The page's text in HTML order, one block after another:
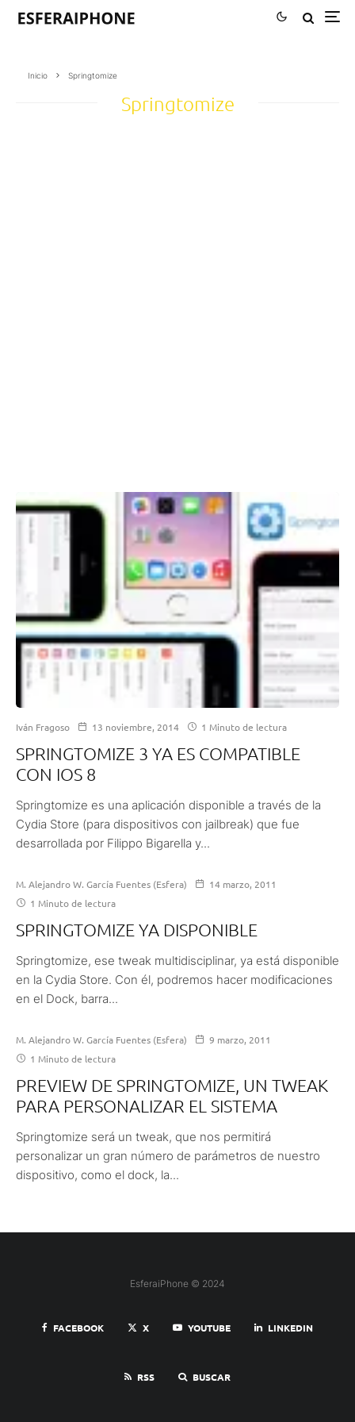
Inicio Springtomize
Springtomize
Iván Fragoso 13 noviembre, 2014 1 Minuto de lectura
SPRINGTOMIZE 3 YA ES COMPATIBLE
CON IOS 8
Springtomize es una aplicación disponible a través de la
Cydia Store (para dispositivos con jailbreak) que fue
desarrollada por Filippo Bigarella y...
M. Alejandro W. García Fuentes (Esfera)
14 marzo, 2011
1 Minuto de lectura
SPRINGTOMIZE YA DISPONIBLE
Springtomize, ese tweak multidisciplinar, ya está disponible
en la Cydia Store. Con él, podremos hacer modificaciones
en el Dock, barra...
M. Alejandro W. García Fuentes (Esfera)
9 marzo, 2011
1 Minuto de lectura
PREVIEW DE SPRINGTOMIZE, UN TWEAK
PARA PERSONALIZAR EL SISTEMA
Springtomize será un tweak, que nos permitirá
personalizar un gran número de parámetros de nuestro
dispositivo, como el dock, la...
EsferaiPhone © 2024
FACEBOOK X YOUTUBE LINKEDIN
RSS BUSCAR